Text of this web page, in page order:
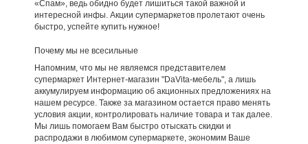
«Спам», ведь обидно будет лишиться такой важной и
интересной инфы. Акции супермаркетов пролетают очень
быстро, успейте купить нужное!
Почему мы не всесильные
Напомним, что мы не являемся представителем
супермаркет Интернет-магазин "DaVita-мебель", а лишь
аккумулируем информацию об акционных предложениях на
нашем ресурсе. Также за магазином остается право менять
условия акции, контролировать наличие товара и так далее.
Мы лишь помогаем Вам быстро отыскать скидки и
распродажи в любимом супермаркете, экономим Ваше